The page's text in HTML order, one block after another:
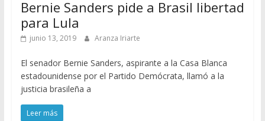
Bernie Sanders pide a Brasil libertad
para Lula
junio 13, 2019 Aranza Iriarte
El senador Bernie Sanders, aspirante a la Casa Blanca
estadounidense por el Partido Demócrata, llamó a la
justicia brasileña a
Leer más